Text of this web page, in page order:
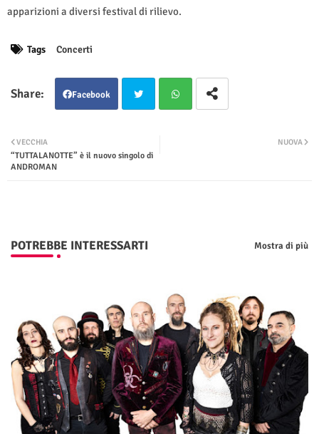
apparizioni a diversi festival di rilievo.
Tags Concerti
Facebook
ter
NUOVA
VECCHIA
“TUTTALANOTTE” è il nuovo singolo di
ANDROMAN
POTREBBE INTERESSARTI Mostra di più